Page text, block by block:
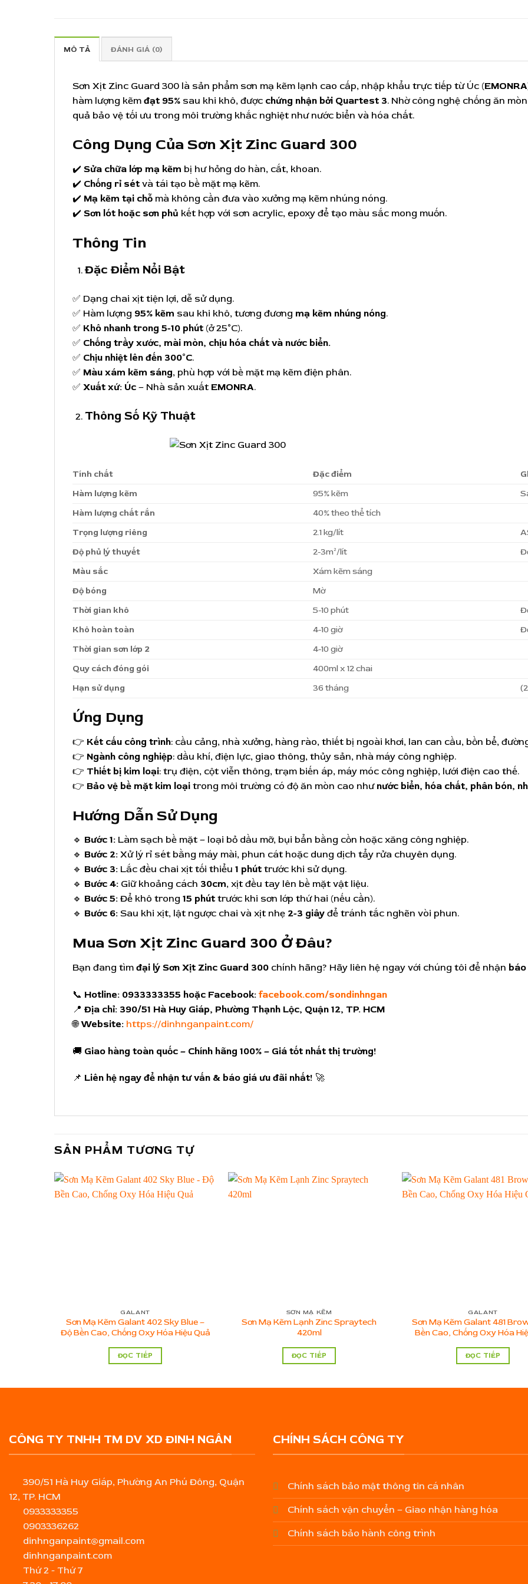
MÔ TẢ ĐÁNH GIÁ (0)
Sơn Xịt Zinc Guard 300 là sản phẩm sơn mạ kẽm lạnh cao cấp, nhập khẩu trực tiếp từ Úc (EMONRA
hàm lượng kẽm đạt 95% sau khi khô, được chứng nhận bởi Quartest 3. Nhờ công nghệ chống ăn
quả bảo vệ tối ưu trong môi trường khắc nghiệt như nước biển và hóa chất.
Công Dụng Của Sơn Xịt Zinc Guard 300
✔️ Sửa chữa lớp mạ kẽm bị hư hỏng do hàn, cắt, khoan.
✔️ Chống rỉ sét và tái tạo bề mặt mạ kẽm.
✔️ Mạ kẽm tại chỗ mà không cần đưa vào xưởng mạ kẽm nhúng nóng.
✔️ Sơn lót hoặc sơn phủ kết hợp với sơn acrylic, epoxy để tạo màu sắc mong muốn.
Thông Tin
Đặc Điểm Nổi Bật
✅ Dạng chai xịt tiện lợi, dễ sử dụng.
✅ Hàm lượng 95% kẽm sau khi khô, tương đương mạ kẽm nhúng nóng.
✅ Khô nhanh trong 5-10 phút (ở 25°C).
✅ Chống trầy xước, mài mòn, chịu hóa chất và nước biển.
✅ Chịu nhiệt lên đến 300°C.
✅ Màu xám kẽm sáng, phù hợp với bề mặt mạ kẽm điện phân.
✅ Xuất xứ: Úc – Nhà sản xuất EMONRA.
Thông Số Kỹ Thuật
Tính chất Đặc điểm
Hàm lượng kẽm
95% kẽm
Hàm lượng chất rắn
40% theo thể tích
Trọng lượng riêng
2.1 kg/lít
Độ phủ lý thuyết
2-3m²/lít
Màu sắc
Xám kẽm sáng
Độ bóng
Mờ
Thời gian khô
5-10 phút
Khô hoàn toàn
4-10 giờ
Thời gian sơn lớp 2
4-10 giờ
Quy cách đóng gói
400ml x 12 chai
Hạn sử dụng
36 tháng
Ứng Dụng
👉 Kết cấu công trình: cầu cảng, nhà xưởng, hàng rào, thiết bị ngoài khơi, lan can cầu, bồn bể,
👉 Ngành công nghiệp: dầu khí, điện lực, giao thông, thủy sản, nhà máy công nghiệp.
👉 Thiết bị kim loại: trụ điện, cột viễn thông, trạm biến áp, máy móc công nghiệp, lưới điện cao thế.
👉 Bảo vệ bề mặt kim loại trong môi trường có độ ăn mòn cao như nước biển, hóa chất, phân bón,
Hướng Dẫn Sử Dụng
🔹 Bước 1: Làm sạch bề mặt – loại bỏ dầu mỡ, bụi bẩn bằng cồn hoặc xăng công nghiệp.
🔹 Bước 2: Xử lý rỉ sét bằng máy mài, phun cát hoặc dung dịch tẩy rửa chuyên dụng.
🔹 Bước 3: Lắc đều chai xịt tối thiểu 1 phút trước khi sử dụng.
🔹 Bước 4: Giữ khoảng cách 30cm, xịt đều tay lên bề mặt vật liệu.
🔹 Bước 5: Để khô trong 15 phút trước khi sơn lớp thứ hai (nếu cần).
🔹 Bước 6: Sau khi xịt, lật ngược chai và xịt nhẹ 2-3 giây để tránh tắc nghẽn vòi phun.
Mua Sơn Xịt Zinc Guard 300 Ở Đâu?
Bạn đang tìm đại lý Sơn Xịt Zinc Guard 300 chính hãng? Hãy liên hệ ngay với chúng tôi để nhận
📞 Hotline: 0933333355 hoặc Facebook: facebook.com/sondinhngan
📍Địa chỉ: 390/51 Hà Huy Giáp, Phường Thạnh Lộc, Quận 12, TP. HCM
🌐Website: https://dinhnganpaint.com/
🚚 Giao hàng toàn quốc – Chính hãng 100% – Giá tốt nhất thị trường!
📌 Liên hệ ngay để nhận tư vấn & báo giá ưu đãi nhất! 🚀
SẢN PHẨM TƯƠNG TỰ
GALANT
Sơn Mạ Kẽm Galant 402 Sky Blue –
Độ Bền Cao, Chống Oxy Hóa Hiệu Quả
ĐỌC TIẾP
SƠN MẠ KẼM
Sơn Mạ Kẽm Lạnh Zinc Spraytech
420ml
ĐỌC TIẾP
GALANT
Sơn Mạ Kẽm Galant 481
Bền Cao, Chống Oxy Hóa
ĐỌC TIẾP
CÔNG TY TNHH TM DV XD ĐINH NGÂN
390/51 Hà Huy Giáp, Phường An Phú Đông, Quận
12, TP. HCM
0933333355
0903336262
dinhnganpaint@gmail.com
dinhnganpaint.com
Thứ 2 - Thứ 7
CHÍNH SÁCH CÔNG TY
Chính sách bảo mật thông tin cá nhân
Chính sách vận chuyển – Giao nhận hàng hóa
Chính sách bảo hành công trình